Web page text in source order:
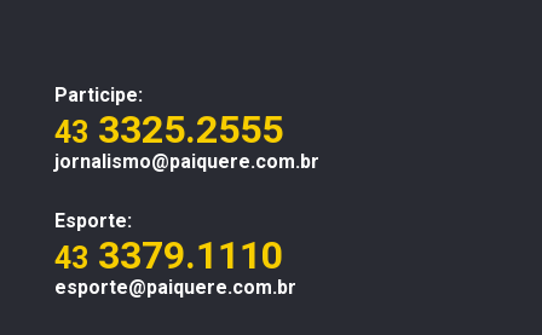
Participe:
43 3325.2555
jornalismo@paiquere.com.br
Esporte:
43 3379.1110
esporte@paiquere.com.br